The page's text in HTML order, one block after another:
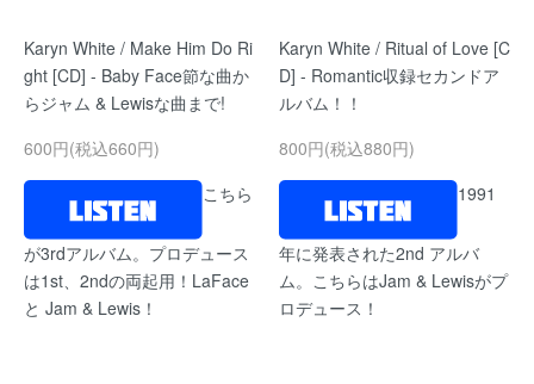
Karyn White / Make Him Do Ri
ght [CD] - Baby Face節な曲か
らジャム & Lewisな曲まで!
600円(税込660円)
こちら
が3rdアルバム。プロデュース
は1st、2ndの両起用！LaFace
と Jam & Lewis！
Karyn White / Ritual of Love [C
D] - Romantic収録セカンドア
ルバム！！
800円(税込880円)
1991
年に発表された2nd アルバ
ム。こちらはJam & Lewisがプ
ロデュース！